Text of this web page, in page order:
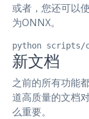
或者，您还可以
为ONNX。
python scripts/
新文档
之前的所有功能
道高质量的文档
么重要。